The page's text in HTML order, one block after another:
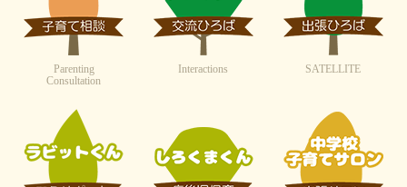
Parenting
Consultation
Interactions SATELLITE